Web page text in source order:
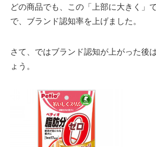
どの商品でも、この「上部に大きく」
で、ブランド認知率を上げました。
さて、ではブランド認知が上がった後
ょう。